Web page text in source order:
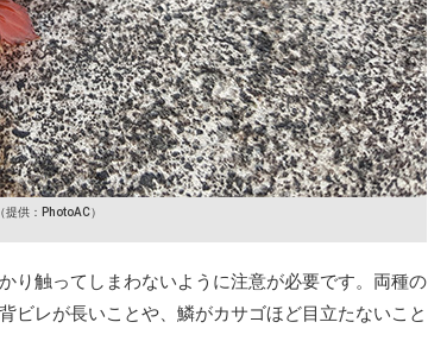
（提供：PhotoAC）
り触ってしまわないように注意が必要です。両種の
ビレが長いことや、鱗がカサゴほど目立たないこと